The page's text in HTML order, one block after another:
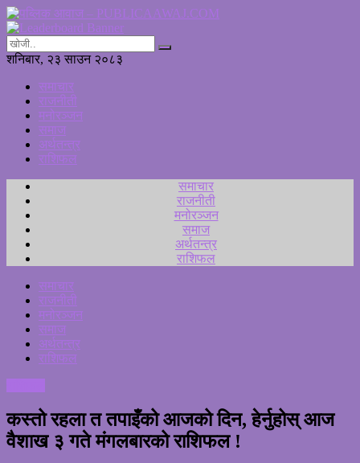
शनिबार, २३ साउन २०८३
समाचार
राजनीती
मनोरञ्जन
समाज
अर्थतन्त्र
राशिफल
समाचार
राजनीती
मनोरञ्जन
समाज
अर्थतन्त्र
राशिफल
समाचार
राजनीती
मनोरञ्जन
समाज
अर्थतन्त्र
राशिफल
कस्तो रहला त तपाइँको आजको दिन, हेर्नुहोस् आज
वैशाख ३ गते मंगलबारको राशिफल !